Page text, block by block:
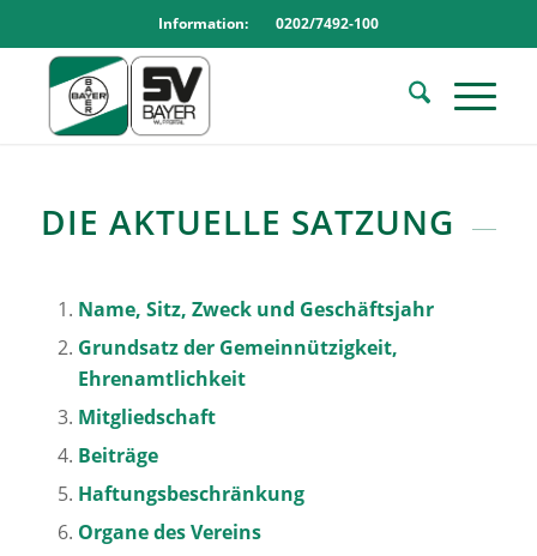
Information: 0202/7492-100
DIE AKTUELLE SATZUNG
Name, Sitz, Zweck und Geschäftsjahr
Grundsatz der Gemeinnützigkeit,
Ehrenamtlichkeit
Mitgliedschaft
Beiträge
Haftungsbeschränkung
Organe des Vereins